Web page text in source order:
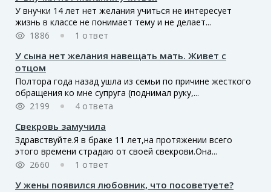
У внучки 14 лет нет желания учиться не интересует
жизнь в классе не понимает тему и не делает...
1886
1 ответ
У сына нет желания навещать мать. Живет с
отцом
Полтора года назад ушла из семьи по причине жесткого
обращения ко мне супруга (поднимал руку,...
2199
4 ответа
Свекровь замучила
Здравствуйте.Я в браке 11 лет,на протяжении всего
этого времени страдаю от своей свекрови.Она...
2660
1 ответ
У жены появился любовник, что посоветуете?